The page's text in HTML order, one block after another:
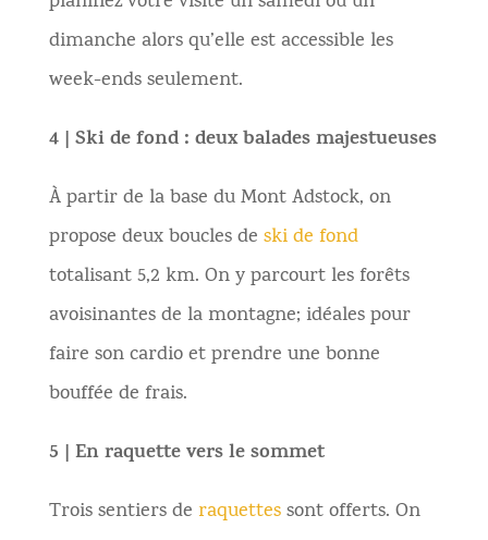
dimanche alors qu’elle est accessible les
week-ends seulement.
4 | Ski de fond : deux balades majestueuses
À partir de la base du Mont Adstock, on
propose deux boucles de ski de fond
totalisant 5,2 km. On y parcourt les forêts
avoisinantes de la montagne; idéales pour
faire son cardio et prendre une bonne
bouffée de frais.
5 | En raquette vers le sommet
Trois sentiers de raquettessont offerts. On